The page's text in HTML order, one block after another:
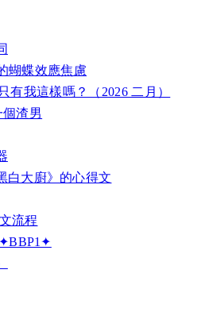
蝴蝶效應焦慮
有我這樣嗎？（2026 二月）
個渣男
白大廚》的心得文
流程
✦BBP1✦